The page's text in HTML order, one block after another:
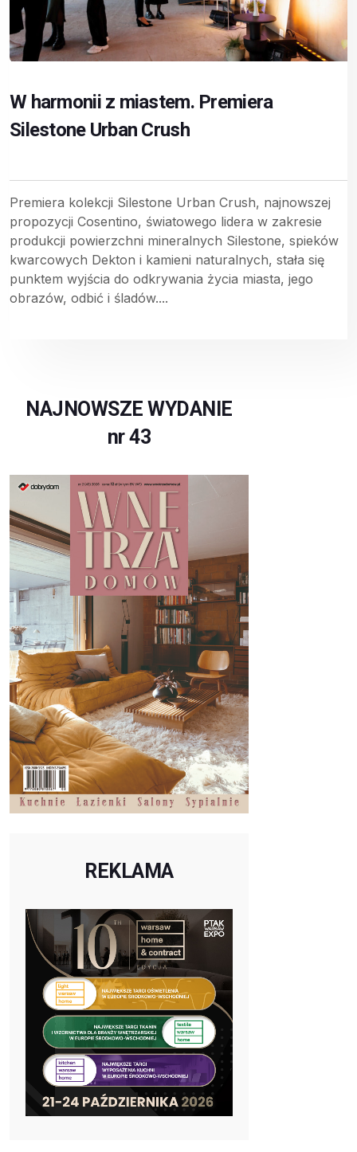
W harmonii z miastem. Premiera
Silestone Urban Crush
Premiera kolekcji Silestone Urban Crush, najnowszej
propozycji Cosentino, światowego lidera w zakresie
produkcji powierzchni mineralnych Silestone, spieków
kwarcowych Dekton i kamieni naturalnych, stała się
punktem wyjścia do odkrywania życia miasta, jego
obrazów, odbić i śladów....
NAJNOWSZE WYDANIE
nr 43
REKLAMA